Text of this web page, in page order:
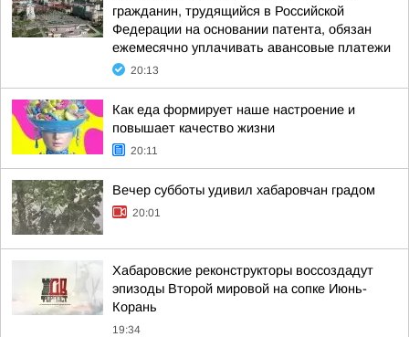
гражданин, трудящийся в Российской
Федерации на основании патента, обязан
ежемесячно уплачивать авансовые платежи
20:13
Как еда формирует наше настроение и
повышает качество жизни
20:11
Вечер субботы удивил хабаровчан градом
20:01
Хабаровские реконструкторы воссоздадут
эпизоды Второй мировой на сопке Июнь-
Корань
19:34